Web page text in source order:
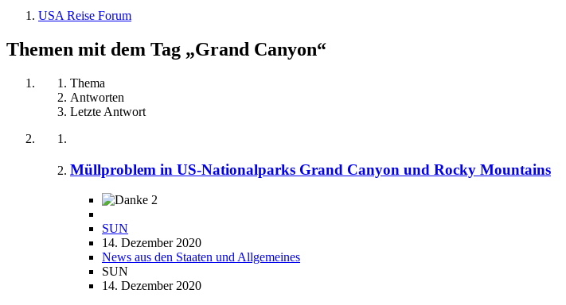
USA Reise Forum
Themen mit dem Tag „Grand Canyon“
Thema
Antworten
Letzte Antwort
Müllproblem in US-Nationalparks ​Grand Canyon und Rocky Mountains
2
SUN
14. Dezember 2020
News aus den Staaten und Allgemeines
SUN
14. Dezember 2020